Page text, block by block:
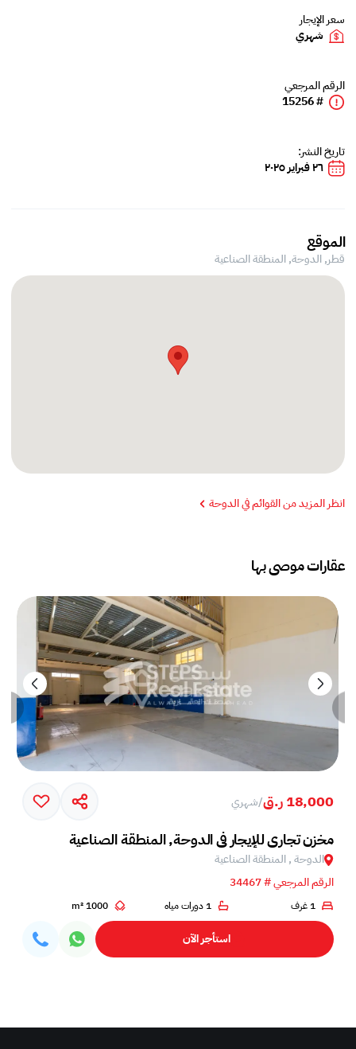
سعر الإيجار
شهري
الرقم المرجعي
# 15256
تاريخ النشر:
٢٦ فبراير ٢٠٢٥
الموقع
قطر, الدوحة,المنطقة الصناعية
انظر المزيد من القوائم في الدوحة
عقارات موصى بها
18,000 ر.ق /شهري
مخزن تجاري للإيجار في الدوحة, المنطقة الصناعية
الدوحة , المنطقة الصناعية
الرقم المرجعي # 34467
1 غرف 1 دورات مياه 1000 m²
استأجر الآن